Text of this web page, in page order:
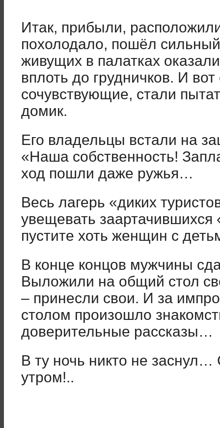
Итак, прибыли,
похолодало, пошёл
живущих в палатках
вплоть до грудничков. И
сочувствующие, стали
домик.
Его владельцы встали на
«Наша собственность!
ход пошли даже ружья…
Весь лагерь «диких
увещевать
пустите хоть женщин с
В конце концов мужчины
Выложили на общий стол
– принесли свои. И за
столом произошло
доверительные рассказы…
В ту ночь никто не
утром!..